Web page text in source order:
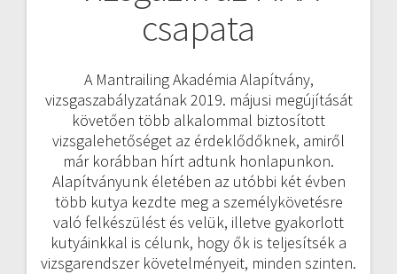
csapata
A Mantrailing Akadémia Alapítvány,
vizsgaszabályzatának 2019. májusi megújítását
követően több alkalommal biztosított
vizsgalehetőséget az érdeklődőknek, amiről
már korábban hírt adtunk honlapunkon.
Alapítványunk életében az utóbbi két évben
több kutya kezdte meg a személykövetésre
való felkészülést és velük, illetve gyakorlott
kutyáinkkal is célunk, hogy ők is teljesítsék a
vizsgarendszer követelményeit, minden szinten.
navigáció